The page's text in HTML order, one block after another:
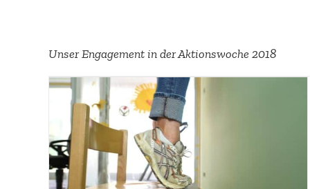
Unser Engagement in der Aktions­woche 2018